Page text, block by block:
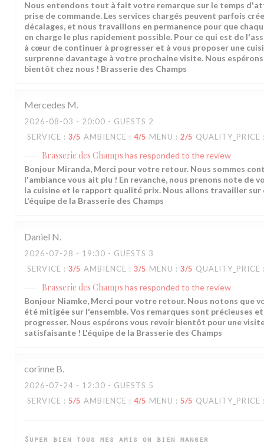
Nous entendons tout à fait votre remarque sur le temps
prise de commande. Les services chargés peuvent parfois
décalages, et nous travaillons en permanence pour que
en charge le plus rapidement possible. Pour ce qui est de
à cœur de continuer à progresser et à vous proposer une
surprenne davantage à votre prochaine visite. Nous
bientôt chez nous ! Brasserie des Champs
Mercedes M
2026-08-03 - 20:00 - GUESTS 2
SERVICE : 3/5 AMBIENCE : 4/5 MENU : 2/5 QUALITY_PRICE
Brasserie des Champs has responded to the review
Bonjour Miranda, Merci pour votre retour. Nous sommes
l'ambiance vous ait plu ! En revanche, nous prenons note de
la cuisine et le rapport qualité prix. Nous allons travailler sur
L'équipe de la Brasserie des Champs
Daniel N
2026-07-28 - 19:30 - GUESTS 3
SERVICE : 3/5 AMBIENCE : 3/5 MENU : 3/5 QUALITY_PRICE
Brasserie des Champs has responded to the review
Bonjour Niamke, Merci pour votre retour. Nous notons que
été mitigée sur l'ensemble. Vos remarques sont précieuses
progresser. Nous espérons vous revoir bientôt pour une
satisfaisante ! L'équipe de la Brasserie des Champs
corinne B
2026-07-24 - 12:30 - GUESTS 5
SERVICE : 5/5 AMBIENCE : 4/5 MENU : 5/5 QUALITY_PRICE
Super bien tous mes amis on bien manger